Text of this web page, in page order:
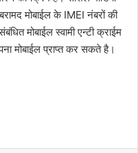
मोबाईल के IMEI नंबरों की
मोबाईल स्वामी एन्टी क्राईम
मोबाईल प्राप्त कर सकते है।